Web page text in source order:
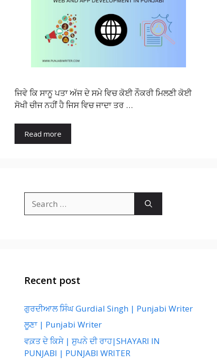
ਜਿਵੇ ਕਿ ਸਾਨੂ ਪਤਾ ਅੱਜ ਦੇ ਸਮੇ ਵਿਚ ਕੋਈ ਨੌਕਰੀ ਮਿਲਣੀ ਕੋਈ
ਸੋਖੀ ਚੀਜ ਨਹੀਂ ਹੈ ਜਿਸ ਵਿਚ ਜਾਦਾ ਤਰ …
Read more
for:
Recent post
ਗੁਰਦੀਆਲ ਸਿੰਘ Gurdial Singh | Punjabi Writer
ਲੂਣਾ | Punjabi Writer
ਵਕ਼ਤ ਦੇ ਕਿਸੇ | ਸੁਪਨੇ ਦੀ ਰਾਹ|SHAYARI IN
PUNJABI | PUNJABI WRITER